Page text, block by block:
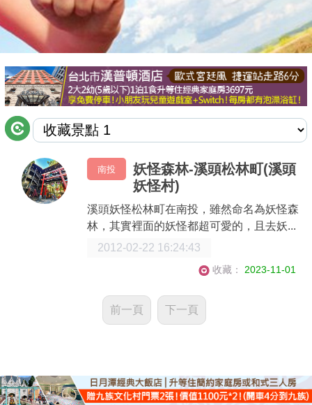
商家合作
推薦景點
討論區
聯絡我們
APP下載
南投
妖怪森林-溪頭松林町(溪頭
妖怪村)
溪頭妖怪松林町在南投，雖然命名為妖怪森
林，其實裡面的妖怪都超可愛的，且去妖...
2012-02-22 16:24:43
收藏： 2023-11-01
前一頁 下一頁